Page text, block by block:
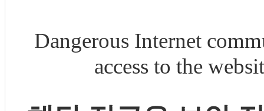
Dangerous Internet
access to the